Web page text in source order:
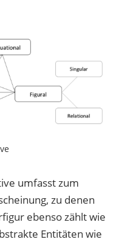
umfasst zum
zu denen
ebenso zählt wie
Entitäten wie